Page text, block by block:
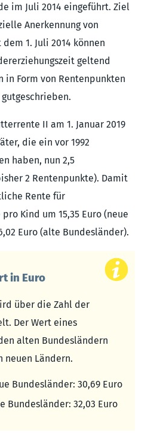
im Juli 2014 eingeführt. Ziel
Anerkennung von
1. Juli 2014 können
geltend
in Form von Rentenpunkten
II am 1. Januar 2019
die ein vor 1992
haben, nun 2,5
2 Rentenpunkte). Damit
Rente für
Kind um 15,35 Euro (neue
Euro (alte Bundesländer).
in Euro
über die Zahl der
Der Wert eines
alten Bundesländern
neuen Ländern.
Bundesländer: 30,69 Euro
Bundesländer: 32,03 Euro